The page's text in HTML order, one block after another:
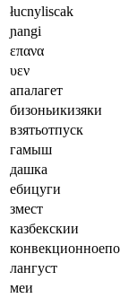
łucnyliscak
ɲangi
επανα
υεν
апалагет
бизоньикизяки
взятьотпуск
гамыш
дашка
ебицуги
змест
казбекскии
конвекционноепо
лангуст
меи